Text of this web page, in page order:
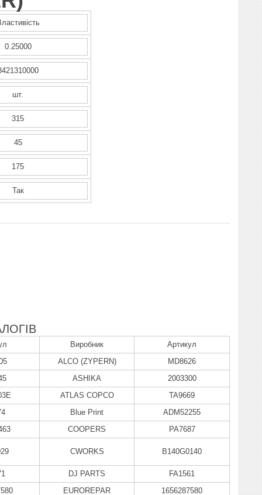
0.25000
шт.
315
45
175
Так
Виробник
Артикул
ALCO (ZYPERN)
MD8626
ASHIKA
2003300
ATLAS COPCO
TA9669
Blue Print
ADM52255
COOPERS
PA7687
CWORKS B140G0140
DJ PARTS
FA1561
EUROREPAR
1656287580